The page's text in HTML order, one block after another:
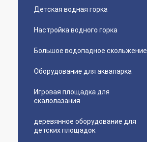
Детская водная горка
Настройка водного горка
Большое водопадное скольжение
Оборудование для аквапарка
Игровая площадка для
скалолазания
деревянное оборудование для
детских площадок